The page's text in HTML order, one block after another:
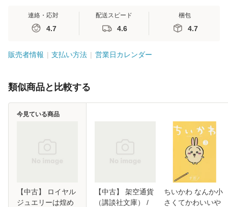
連絡・応対
4.7
配送スピード
4.6
梱包
4.7
販売者情報 支払い方法 営業日カレンダー
類似商品と比較する
【中古】 ロイヤル
ジュエリーは煌め
今見ている商品
【中古】 架空通貨
（講談社文庫） /
ちいかわ なんか小
さくてかわいいや